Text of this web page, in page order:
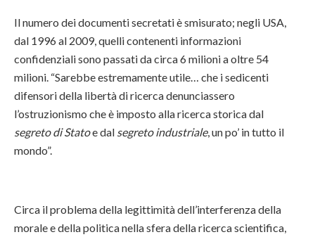
Il numero dei documenti secretati è smisurato; negli USA,
dal 1996 al 2009, quelli contenenti informazioni
confidenziali sono passati da circa 6 milioni a oltre 54
milioni. “Sarebbe estremamente utile… che i sedicenti
difensori della libertà di ricerca denunciassero
l’ostruzionismo che è imposto alla ricerca storica dal
segreto di Statoe dal segreto industriale, un po’ in tutto il
mondo”.
Circa il problema della legittimità dell’interferenza della
morale e della politica nella sfera della ricerca scientifica,